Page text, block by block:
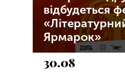
відбудеться
Ярмарок»
30.08